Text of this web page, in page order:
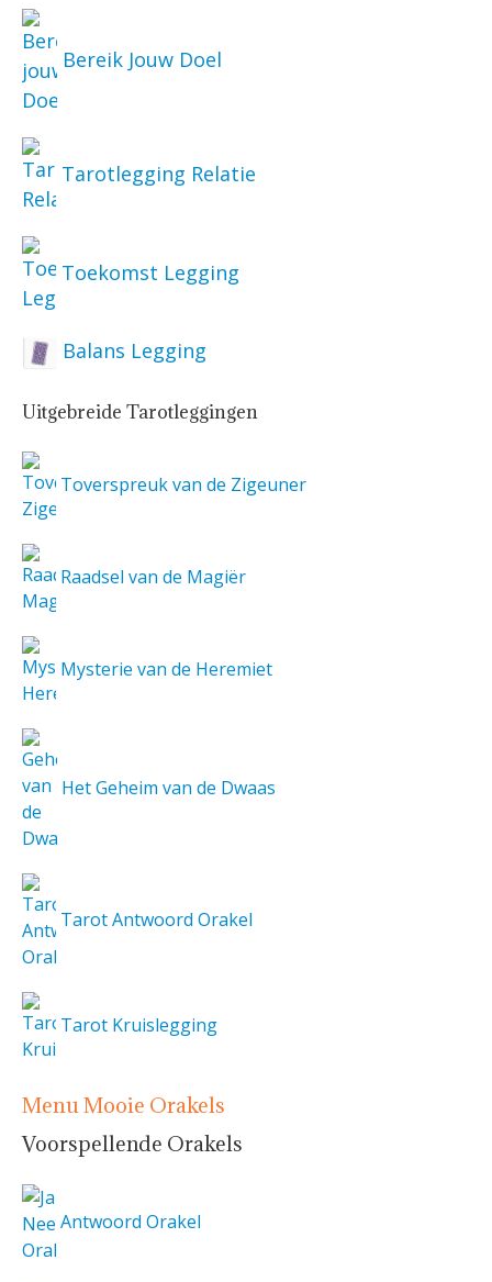
Bereik Jouw Doel
Tarotlegging Relatie
Toekomst Legging
Balans Legging
Uitgebreide Tarotleggingen
Toverspreuk van de Zigeuner
Raadsel van de Magiër
Mysterie van de Heremiet
Het Geheim van de Dwaas
Tarot Antwoord Orakel
Tarot Kruislegging
Menu Mooie Orakels
Voorspellende Orakels
Antwoord Orakel